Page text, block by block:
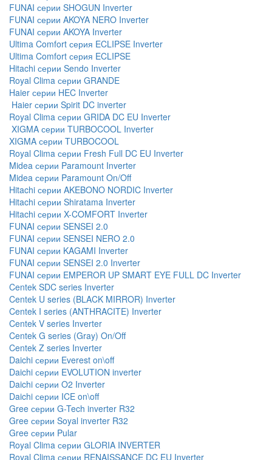
FUNAI серии SHOGUN Inverter
FUNAI серии AKOYA NERO Inverter
FUNAI серии AKOYA Inverter
Ultima Comfort серия ECLIPSE Inverter
Ultima Comfort серия ECLIPSE
Hitachi серии Sendo Inverter
Royal Clima серии GRANDE
Haier серии HEC Inverter
Haier серии Spirit DC inverter
Royal Clima серии GRIDA DC EU Inverter
XIGMA серии TURBOCOOL Inverter
XIGMA серии TURBOCOOL
Royal Clima серии Fresh Full DC EU Inverter
Midea серии Paramount Inverter
Midea серии Paramount On/Off
Hitachi серии AKEBONO NORDIC Inverter
Hitachi серии Shiratama Inverter
Hitachi серии X-COMFORT Inverter
FUNAI серии SENSEI 2.0
FUNAI серии SENSEI NERO 2.0
FUNAI серии KAGAMI Inverter
FUNAI серии SENSEI 2.0 Inverter
FUNAI серии EMPEROR UP SMART EYE FULL DC Inverter
Centek SDC series Inverter
Centek U series (BLACK MIRROR) Inverter
Centek I series (ANTHRACITE) Inverter
Centek V series Inverter
Centek G series (Gray) On/Off
Centek Z series Inverter
Daichi серии Everest on\off
Daichi серии EVOLUTION inverter
Daichi серии O2 Inverter
Daichi серии ICE on\off
Gree серии G-Tech inverter R32
Gree серии Soyal inverter R32
Gree серии Pular
Royal Clima серии GLORIA INVERTER
Royal Clima серии RENAISSANCE DC EU Inverter